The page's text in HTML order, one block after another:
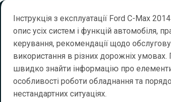
Інструкція з експлуатації Ford C-Max
опис усіх систем і функцій автомобіля,
керування, рекомендації щодо
використання в різних дорожніх
швидко знайти інформацію про
особливості роботи обладнання та
нестандартних ситуаціях.